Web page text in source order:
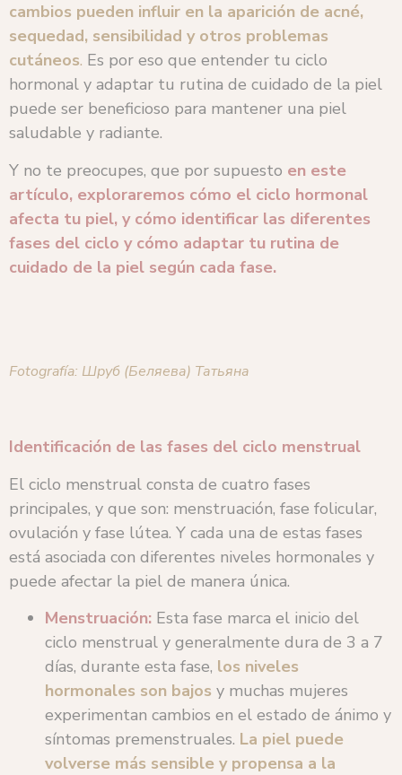
cambios pueden influir en la aparición de acné,
sequedad, sensibilidad y otros problemas
cutáneos. Es por eso que entender tu ciclo
hormonal y adaptar tu rutina de cuidado de la piel
puede ser beneficioso para mantener una piel
saludable y radiante.
Y no te preocupes, que por supuesto en este
artículo, exploraremos cómo el ciclo hormonal
afecta tu piel, y cómo identificar las diferentes
fases del ciclo y cómo adaptar tu rutina de
cuidado de la piel según cada fase.
Fotografía: Шруб (Беляева) Татьяна
Identificación de las fases del ciclo menstrual
El ciclo menstrual consta de cuatro fases
principales, y que son: menstruación, fase folicular,
ovulación y fase lútea. Y cada una de estas fases
está asociada con diferentes niveles hormonales y
puede afectar la piel de manera única.
Menstruación: Esta fase marca el inicio del
ciclo menstrual y generalmente dura de 3 a 7
días, durante esta fase, los niveles
hormonales son bajos y muchas mujeres
experimentan cambios en el estado de ánimo y
síntomas premenstruales. La piel puede
volverse más sensible y propensa a la